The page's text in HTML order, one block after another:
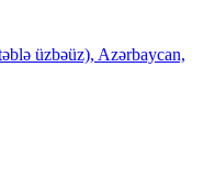
üzbəüz), Azərbaycan,